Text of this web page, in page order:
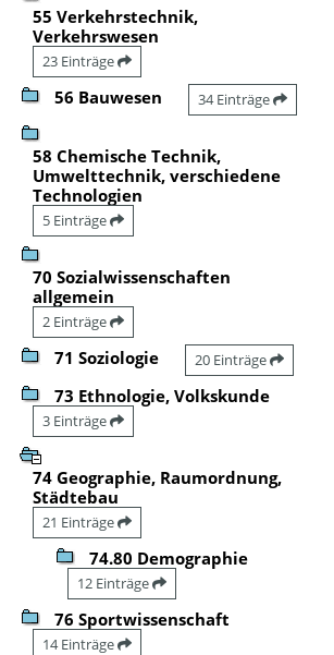
55 Verkehrstechnik,
Verkehrswesen
23 Einträge
56 Bauwesen 34 Einträge
58 Chemische Technik,
Umwelttechnik, verschiedene
Technologien
5 Einträge
70 Sozialwissenschaften
allgemein
2 Einträge
71 Soziologie 20 Einträge
73 Ethnologie, Volkskunde
3 Einträge
74 Geographie, Raumordnung,
Städtebau
21 Einträge
74.80 Demographie
12 Einträge
76 Sportwissenschaft
14 Einträge